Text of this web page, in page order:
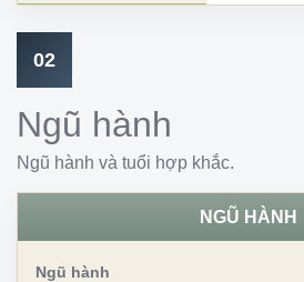
02
Ngũ hành
Ngũ hành và tuổi hợp khắc.
NGŨ HÀNH
Ngũ hành